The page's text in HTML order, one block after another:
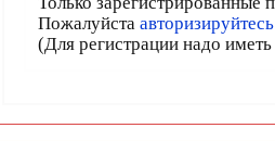
Пожалуйста авторизируйтесь
(Для регистрации надо